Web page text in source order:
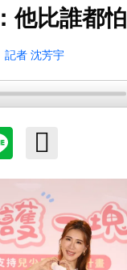
他比誰都怕
記者 沈芳宇